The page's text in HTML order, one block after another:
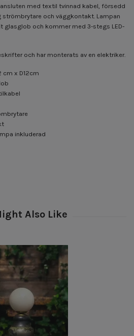
med textil tvinnad kabel, försedd
strömbrytare och väggkontakt. Lampan
glasglob och kommer med 3-stegs LED-
och har monterats av en elektriker.
cm x D12cm
inkluderad